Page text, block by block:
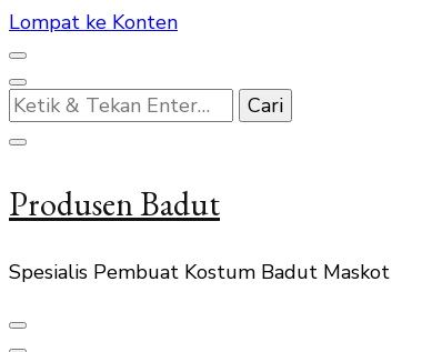
Lompat ke Konten
Mencari
Sesuatu?
Produsen Badut
Spesialis Pembuat Kostum Badut Maskot